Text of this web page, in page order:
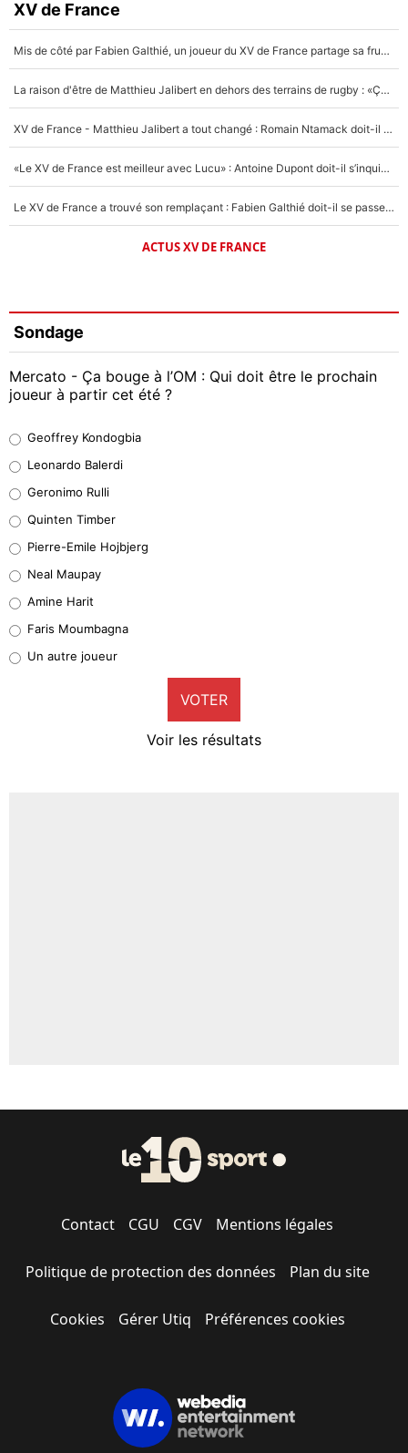
XV de France
Mis de côté par Fabien Galthié, un joueur du XV de France partage sa frustration : «ils ne me l’ont pas dit tout de suite»
La raison d'être de Matthieu Jalibert en dehors des terrains de rugby : «Ça m'atteint autant que si tu touches à un membre de ma famille»
XV de France - Matthieu Jalibert a tout changé : Romain Ntamack doit-il s’inquiéter pour sa place à un an de la Coupe du monde ?
«Le XV de France est meilleur avec Lucu» : Antoine Dupont doit-il s’inquiéter pour sa place ?
Le XV de France a trouvé son remplaçant : Fabien Galthié doit-il se passer d'Antoine Dupont ?
ACTUS XV DE FRANCE
Sondage
Mercato - Ça bouge à l’OM : Qui doit être le prochain
joueur à partir cet été ?
38%
32%
5%
1%
9%
Geoffrey Kondogbia
Leonardo Balerdi
Geronimo Rulli
Quinten Timber
Pierre-Emile Hojbjerg
Neal Maupay
Amine Harit
Faris Moumbagna
Un autre joueur
VOTER
Voir les résultats
Contact CGU CGV Mentions légales
Politique de protection des données Plan du site
Cookies Gérer Utiq Préférences cookies